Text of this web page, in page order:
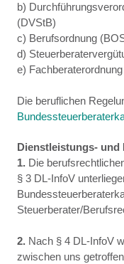
b)
(DVStB)
c) Berufsordnung
d)
e)
Die beruflichen
Dienstleistungs-
1. Die
§ 3 DL-InfoV
Steuerberater/
2. Nach § 4 DL-InfoV
zwischen uns